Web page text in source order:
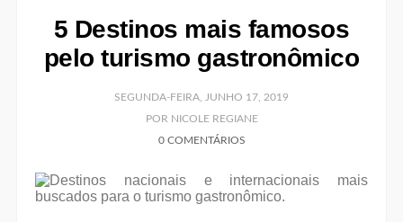
5 Destinos mais famosos
pelo turismo gastronômico
SEGUNDA-FEIRA, JUNHO 17, 2019
POR NICOLE REGIANE
0 COMENTÁRIOS